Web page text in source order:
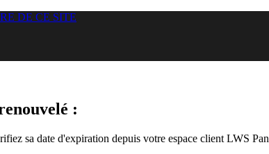
DE CE SITE
:
sa date d'expiration depuis votre espace client LWS